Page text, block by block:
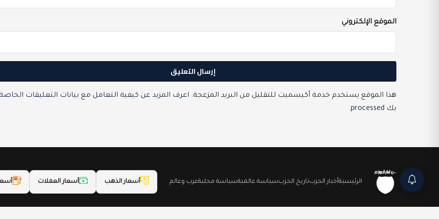
الموقع الإلكتروني
هذا الموقع يستخدم خدمة أكيسميت للتقليل من البريد المزعجة. اعرف المزيد عن كيفية التعامل مع بيانات التعليقات
بك processed
.
الرئيسيةأخبار الحزبتاريخ الحزبسياسة عالميةسياسة محليةعرب وعالم أسعار الذهب أسعار العملات